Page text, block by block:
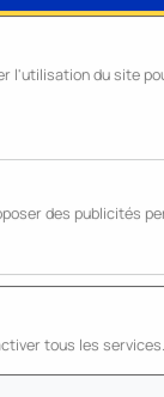
l'utilisation du site
des publicités
tous les services.